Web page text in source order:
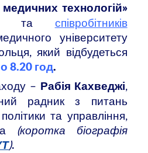
медичних технологій»
співробітників
університету
який відбудеться
8.20 год.
– Рабія Кахведжі,
радник з питань
та управління,
(коротка біографія
).